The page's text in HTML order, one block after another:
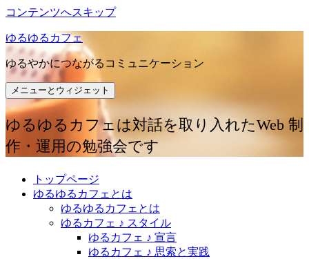
コンテンツへスキップ
ゆるゆるカフェ
ゆるやかにつながるコミュニケーション
メニューとウィジェット
ゆるゆるカフェは対話を取り入れたWeb 制
作・運用の勉強会です
トップページ
ゆるゆるカフェとは
ゆるゆるカフェとは
ゆるカフェ ♪ スタイル
ゆるカフェ ♪ 宣言
ゆるカフェ ♪ 思索と実践